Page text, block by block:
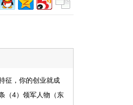
征，你的创业就成
（4）领军人物（东